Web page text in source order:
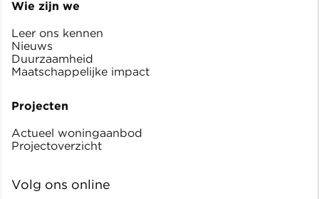
Wie zijn we
Leer ons kennen
Nieuws
Duurzaamheid
Maatschappelijke impact
Projecten
Actueel woningaanbod
Projectoverzicht
Volg ons online